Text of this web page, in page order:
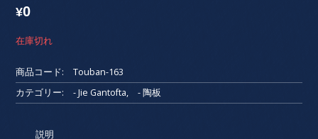
¥0
在庫切れ
商品コード:
Touban-163
カテゴリー:
- Jie Gantofta, - 陶板
説明